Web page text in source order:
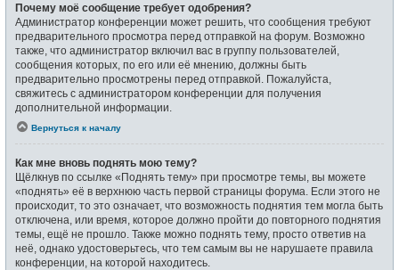
Почему моё сообщение требует одобрения?
Администратор конференции может решить, что сообщения требуют
предварительного просмотра перед отправкой на форум. Возможно
также, что администратор включил вас в группу пользователей,
сообщения которых, по его или её мнению, должны быть
предварительно просмотрены перед отправкой. Пожалуйста,
свяжитесь с администратором конференции для получения
дополнительной информации.
Вернуться к началу
Как мне вновь поднять мою тему?
Щёлкнув по ссылке «Поднять тему» при просмотре темы, вы можете
«поднять» её в верхнюю часть первой страницы форума. Если этого не
происходит, то это означает, что возможность поднятия тем могла быть
отключена, или время, которое должно пройти до повторного поднятия
темы, ещё не прошло. Также можно поднять тему, просто ответив на
неё, однако удостоверьтесь, что тем самым вы не нарушаете правила
конференции, на которой находитесь.